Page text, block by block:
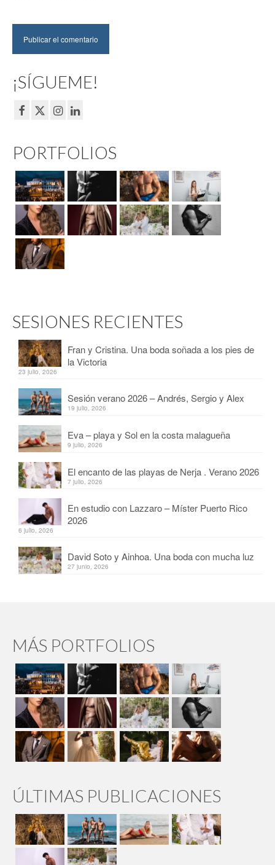
¡SÍGUEME!
PORTFOLIOS
SESIONES RECIENTES
Fran y Cristina. Una boda soñada a los pies de
la Victoria
23 julio, 2026
Sesión verano 2026 – Andrés, Sergio y Alex
19 julio, 2026
Eva – playa y Sol en la costa malagueña
9 julio, 2026
El encanto de las playas de Nerja . Verano 2026
7 julio, 2026
En estudio con Lazzaro – Míster Puerto Rico
2026
6 julio, 2026
David Soto y Ainhoa. Una boda con mucha luz
27 junio, 2026
MÁS PORTFOLIOS
ÚLTIMAS PUBLICACIONES